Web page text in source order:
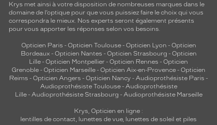
Krys met ainsi à votre disposition de nombreuses marques dans le
domaine de l’optique pour que vous puissiez faire le choix qui vous
correspondra le mieux. Nos experts seront également présents
pour vous apporter les réponses selon vos besoins.
Opticien Paris - Opticien Toulouse- Opticien Lyon - Opticien
Bordeaux- Opticien Nantes - Opticien Strasbourg - Opticien
Lille - Opticien Montpellier - Opticien Rennes - Opticien
Grenoble - Opticien Marseille - Opticien Aix-en-Provence - Opticien
Reims - Opticien Angers - Opticien Nancy - Audioprothésiste Paris -
Audioprothésiste Toulouse- Audioprothésiste
Lille- Audioprothésiste Strasbourg - Audioprothésiste Marseille
Krys, Opticien en ligne :
lentilles de contact, lunettes de vue, lunettes de soleil et piles